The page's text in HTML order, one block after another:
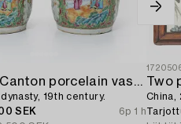
A pair of Canton porcelain vases,
19th century.
SEK
6p 1 h
Two
China,